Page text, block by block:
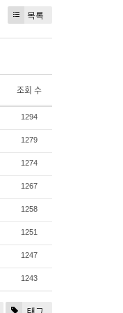
목록
조회 수
1294
1279
1274
1267
1258
1251
1247
1243
태그